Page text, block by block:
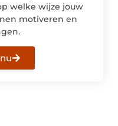
welke wijze jouw
motiveren en